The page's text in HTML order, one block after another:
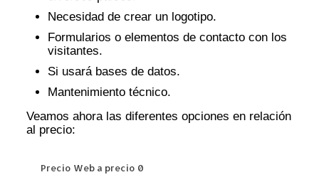
Necesidad de crear un logotipo.
Formularios o elementos de contacto con los
visitantes.
Si usará bases de datos.
Mantenimiento técnico.
Veamos ahora las diferentes opciones en relación
al precio:
Precio Web a precio 0